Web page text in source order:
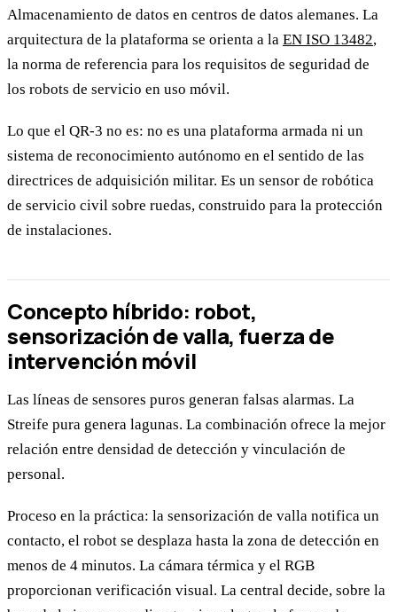
Almacenamiento de datos en centros de datos alemanes. La
arquitectura de la plataforma se orienta a la EN ISO 13482,
la norma de referencia para los requisitos de seguridad de
los robots de servicio en uso móvil.
Lo que el QR-3 no es: no es una plataforma armada ni un
sistema de reconocimiento autónomo en el sentido de las
directrices de adquisición militar. Es un sensor de robótica
de servicio civil sobre ruedas, construido para la protección
de instalaciones.
Concepto híbrido: robot,
sensorización de valla, fuerza de
intervención móvil
Las líneas de sensores puros generan falsas alarmas. La
Streife pura genera lagunas. La combinación ofrece la mejor
relación entre densidad de detección y vinculación de
personal.
Proceso en la práctica: la sensorización de valla notifica un
contacto, el robot se desplaza hasta la zona de detección en
menos de 4 minutos. La cámara térmica y el RGB
proporcionan verificación visual. La central decide, sobre la